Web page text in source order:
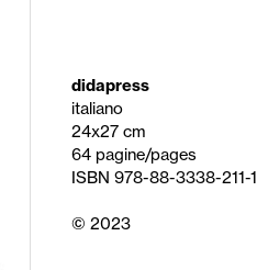
didapress
italiano
24x27 cm
64 pagine/pages
ISBN 978-88-3338-211-1
© 2023